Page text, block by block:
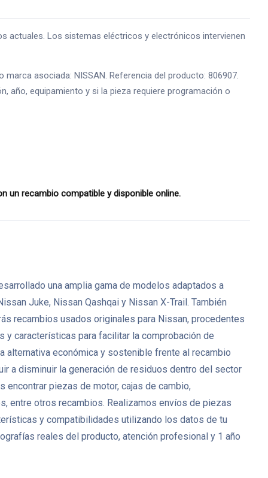
actuales. Los sistemas eléctricos y electrónicos intervienen
asociada: NISSAN. Referencia del producto: 806907.
año, equipamiento y si la pieza requiere programación o
un recambio compatible y disponible online.
una amplia gama de modelos adaptados a
Juke, Nissan Qashqai y Nissan X-Trail. También
recambios usados originales para Nissan, procedentes
características para facilitar la comprobación de
alternativa económica y sostenible frente al recambio
a disminuir la generación de residuos dentro del sector
piezas de motor, cajas de cambio,
entre otros recambios. Realizamos envíos de piezas
y compatibilidades utilizando los datos de tu
reales del producto, atención profesional y 1 año